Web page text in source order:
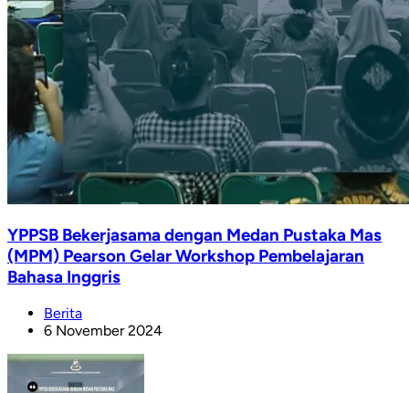
YPPSB Bekerjasama dengan Medan Pustaka Mas
(MPM) Pearson Gelar Workshop Pembelajaran
Bahasa Inggris
Berita
6 November 2024